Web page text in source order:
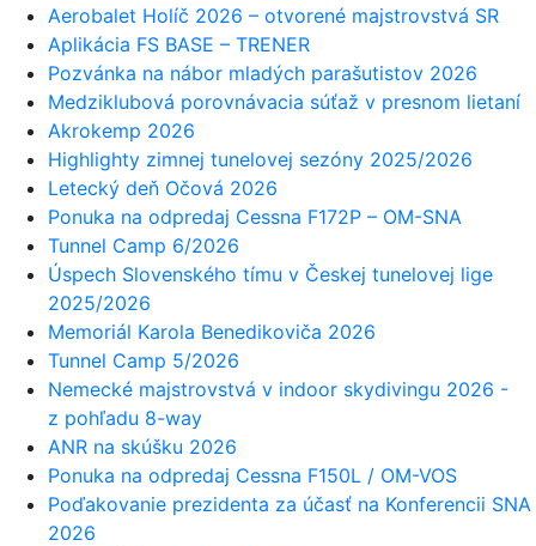
Aerobalet Holíč 2026 – otvorené majstrovstvá SR
Aplikácia FS BASE – TRENER
Pozvánka na nábor mladých parašutistov 2026
Medziklubová porovnávacia súťaž v presnom lietaní
Akrokemp 2026
Highlighty zimnej tunelovej sezóny 2025/2026
Letecký deň Očová 2026
Ponuka na odpredaj Cessna F172P – OM-SNA
Tunnel Camp 6/2026
Úspech Slovenského tímu v Českej tunelovej lige
2025/2026
Memoriál Karola Benedikoviča 2026
Tunnel Camp 5/2026
Nemecké majstrovstvá v indoor skydivingu 2026 -
z pohľadu 8-way
ANR na skúšku 2026
Ponuka na odpredaj Cessna F150L / OM-VOS
Poďakovanie prezidenta za účasť na Konferencii SNA
2026